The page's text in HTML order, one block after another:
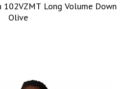
102VZMT Long Volume Down
Olive